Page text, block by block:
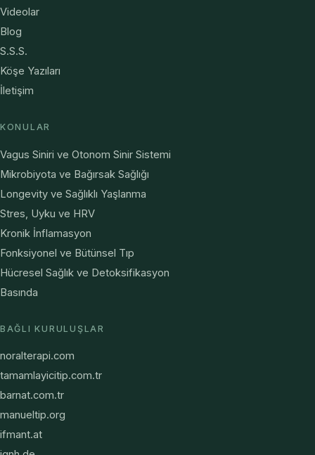
Videolar
Blog
S.S.S.
Köşe Yazıları
İletişim
KONULAR
Vagus Siniri ve Otonom Sinir Sistemi
Mikrobiyota ve Bağırsak Sağlığı
Longevity ve Sağlıklı Yaşlanma
Stres, Uyku ve HRV
Kronik İnflamasyon
Fonksiyonel ve Bütünsel Tıp
Hücresel Sağlık ve Detoksifikasyon
Basında
BAĞLI KURULUŞLAR
noralterapi.com
tamamlayicitip.com.tr
barnat.com.tr
manueltip.org
ifmant.at